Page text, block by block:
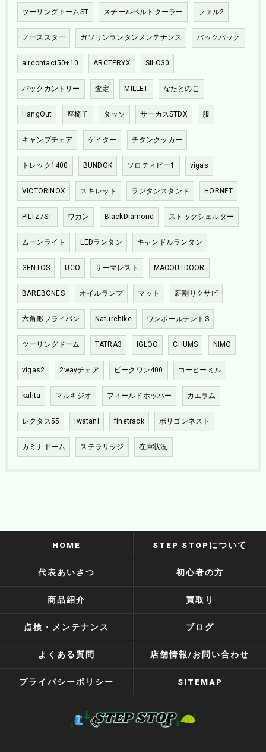
ツーリングドームST スチールベルトクーラー ファル2
ノーススター ガソリンランタンメンテナンス バックパック
aircontact50+10 ARCTERYX SILO30
バックカントリー 査定 MILLET なたとのこ
HangOut 座椅子 タッソ サーカスSTDX 服
キャンプチェア ゲイター チタンクッカー
トレック1400 BUNDOK ソロティピー1 vigas
VICTORINOX スキレット ランタンスタンド HORNET
PILTZ7ST ワカン BlackDiamond ストックシェルター
ムーンライト LEDランタン キャンドルランタン
GENTOS UCO サーマレスト MACOUTDOOR
BAREBONES オイルランプ マット 薪割りクサビ
六角形フライパン Naturehike ワンポールテントS
ツーリングドーム TATRA3 IGLOO CHUMS NIMO
vigas2 2wayチェア ピークワン400 コーヒーミル
kalita マルキジオ フィールドホッパー カエラム
レクタス55 Iwatani finetrack ポリゴンネスト
カミナドーム ステラリッジ 在庫状況
HOME STEP STOPについて
代表あいさつ 初心者の方
商品紹介 買取り
点検・メンテナンス ブログ
よくある質問 店舗情報/お問い合わせ
プライバシーポリシー SITEMAP